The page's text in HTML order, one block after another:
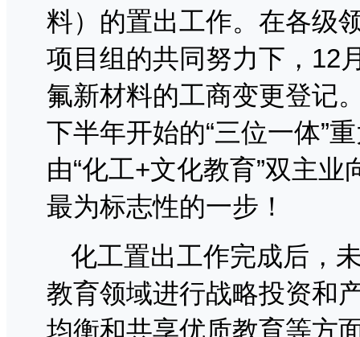
料）的置出工作。在各级
项目组的共同努力下，12
氟新材料的工商变更登记
下半年开始的“三位一体”
由“化工+文化教育”双主
最为标志性的一步！
化工置出工作完成后，
教育领域进行战略投资和
均衡和共享优质教育等方